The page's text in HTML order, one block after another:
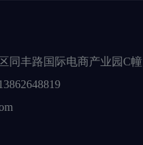
同丰路国际电商产业园C幢